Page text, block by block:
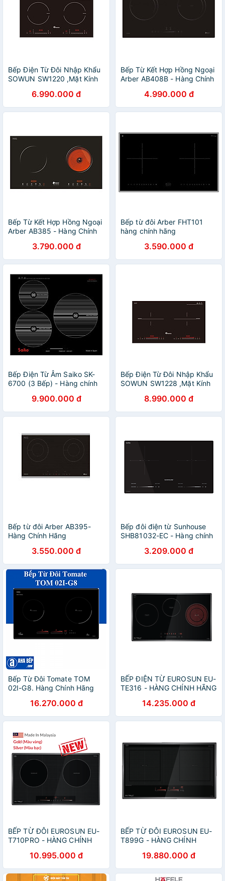
Bếp Điện Từ Đôi Nhập Khẩu
SOWUN SW1220 ,Mặt Kính
Được Nhiệt Độ Cao
6.990.000 đ
Bếp Từ Kết Hợp Hồng Ngoại
Arber AB408B - Hàng Chính
4.990.000 đ
Bếp Từ Kết Hợp Hồng Ngoại
Arber AB385 - Hàng Chính
3.790.000 đ
Bếp từ đôi Arber FHT101
hàng chính hãng
3.590.000 đ
Bếp Điện Từ Âm Saiko SK-
6700 (3 Bếp) - Hàng chính
9.900.000 đ
Bếp Điện Từ Đôi Nhập Khẩu
SOWUN SW1228 ,Mặt Kính
Được Nhiệt Độ Cao
8.990.000 đ
Bếp từ đôi Arber AB395-
Hàng Chính Hãng
3.550.000 đ
Bếp đôi điện từ Sunhouse
SHB81032-EC - Hàng chính
3.209.000 đ
Bếp Từ Đôi Tomate TOM
02I-G8. Hàng Chính Hãng
16.270.000 đ
BẾP ĐIỆN TỪ EUROSUN EU-
TE316 - HÀNG CHÍNH HÃNG
14.235.000 đ
BẾP TỪ ĐÔI EUROSUN EU-
T710PRO - HÀNG CHÍNH
10.995.000 đ
BẾP TỪ ĐÔI EUROSUN EU-
T899G - HÀNG CHÍNH
19.880.000 đ